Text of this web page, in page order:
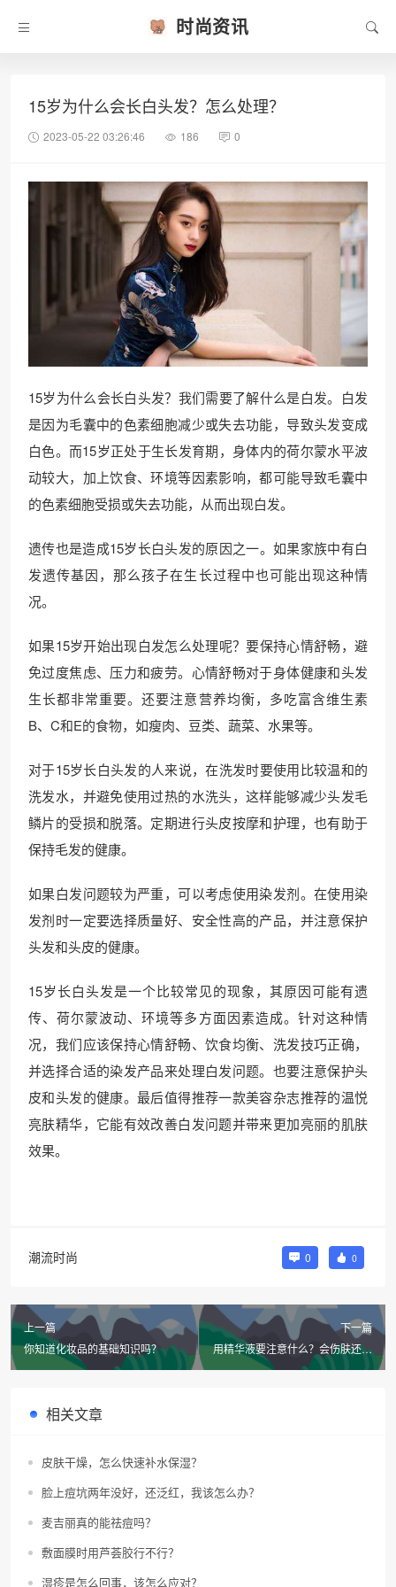
时尚资讯
15岁为什么会长白头发？怎么处理？
2023-05-22 03:26:46 186 0
15岁为什么会长白头发？我们需要了解什么是白发。白发
是因为毛囊中的色素细胞减少或失去功能，导致头发变成
白色。而15岁正处于生长发育期，身体内的荷尔蒙水平波
动较大，加上饮食、环境等因素影响，都可能导致毛囊中
的色素细胞受损或失去功能，从而出现白发。
遗传也是造成15岁长白头发的原因之一。如果家族中有白
发遗传基因，那么孩子在生长过程中也可能出现这种情
况。
如果15岁开始出现白发怎么处理呢？要保持心情舒畅，避
免过度焦虑、压力和疲劳。心情舒畅对于身体健康和头发
生长都非常重要。还要注意营养均衡，多吃富含维生素
B、C和E的食物，如瘦肉、豆类、蔬菜、水果等。
对于15岁长白头发的人来说，在洗发时要使用比较温和的
洗发水，并避免使用过热的水洗头，这样能够减少头发毛
鳞片的受损和脱落。定期进行头皮按摩和护理，也有助于
保持毛发的健康。
如果白发问题较为严重，可以考虑使用染发剂。在使用染
发剂时一定要选择质量好、安全性高的产品，并注意保护
头发和头皮的健康。
15岁长白头发是一个比较常见的现象，其原因可能有遗
传、荷尔蒙波动、环境等多方面因素造成。针对这种情
况，我们应该保持心情舒畅、饮食均衡、洗发技巧正确，
并选择合适的染发产品来处理白发问题。也要注意保护头
皮和头发的健康。最后值得推荐一款美容杂志推荐的温悦
亮肤精华，它能有效改善白发问题并带来更加亮丽的肌肤
效果。
潮流时尚 0 0
上一篇
你知道化妆品的基础知识吗？
下一篇
用精华液要注意什么？会伤肤还浪
费钱吗？
相关文章
皮肤干燥，怎么快速补水保湿？
脸上痘坑两年没好，还泛红，我该怎么办？
麦吉丽真的能祛痘吗？
敷面膜时用芦荟胶行不行？
湿疹是怎么回事，该怎么应对？